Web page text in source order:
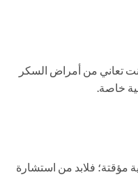
تعاني من أمراض السكر
خاصة.
فلابد من استشارة